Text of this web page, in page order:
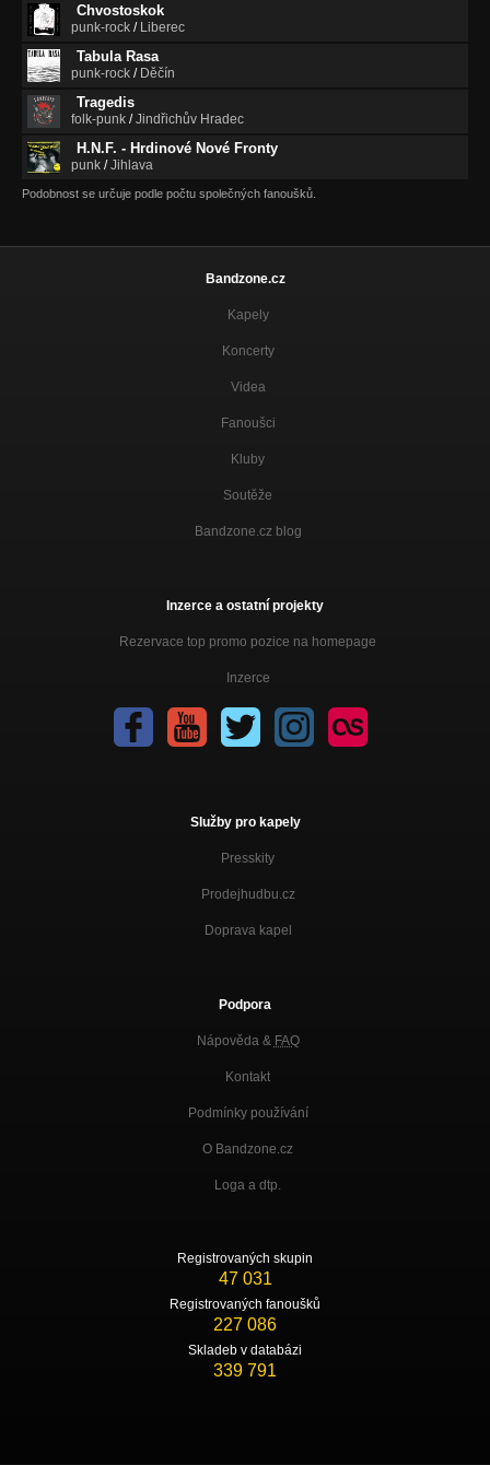
Chvostoskok
punk-rock / Liberec
Tabula Rasa
punk-rock / Děčín
Tragedis
folk-punk /Jindřichův Hradec
H.N.F. - Hrdinové Nové Fronty
punk /Jihlava
Podobnost se určuje podle počtu společných fanoušků.
Bandzone.cz
Kapely
Koncerty
Videa
Fanoušci
Kluby
Soutěže
Bandzone.cz blog
Inzerce a ostatní projekty
Rezervace top promo pozice na homepage
Inzerce
Služby pro kapely
Presskity
Prodejhudbu.cz
Doprava kapel
Podpora
Nápověda & FAQ
Kontakt
Podmínky používání
O Bandzone.cz
Loga a dtp.
Registrovaných skupin
47 031
Registrovaných fanoušků
227 086
Skladeb v databázi
339 791